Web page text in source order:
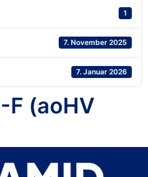
1
7. November 2025
7. Januar 2026
F (aoHV